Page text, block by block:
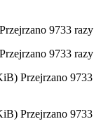
9733 razy
9733 razy
Przejrzano 9733
Przejrzano 9733